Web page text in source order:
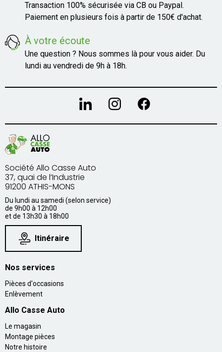
Transaction 100% sécurisée via CB ou Paypal.
Paiement en plusieurs fois à partir de 150€ d'achat.
À votre écoute
Une question ? Nous sommes là pour vous aider. Du
lundi au vendredi de 9h à 18h.
Société Allo Casse Auto
37, quai de l’Industrie
91200 ATHIS-MONS
Du lundi au samedi (selon service)
de 9h00 à 12h00
et de 13h30 à 18h00
Itinéraire
Nos services
Pièces d'occasions
Enlèvement
Allo Casse Auto
Le magasin
Montage pièces
Notre histoire